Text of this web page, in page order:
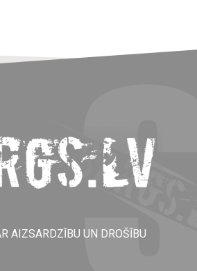
AIZSARDZĪBU UN DROŠĪBU